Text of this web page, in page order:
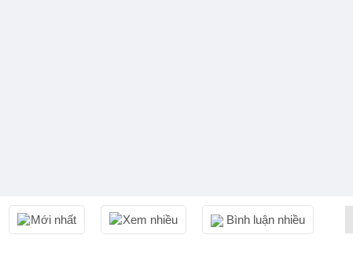
Mới nhất Xem nhiều Bình luận nhiều